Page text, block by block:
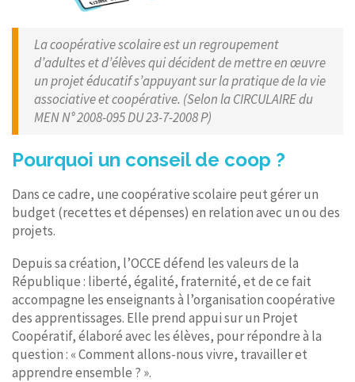
La coopérative scolaire est un regroupement
d’adultes et d’élèves qui décident de mettre en œuvre
un projet éducatif s’appuyant sur la pratique de la vie
associative et coopérative. (Selon la CIRCULAIRE du
MEN N° 2008-095 DU 23-7-2008 P)
Pourquoi un conseil de coop ?
Dans ce cadre, une coopérative scolaire peut gérer un
budget (recettes et dépenses) en relation avec un ou des
projets.
Depuis sa création, l’OCCE défend les valeurs de la
République : liberté, égalité, fraternité, et de ce fait
accompagne les enseignants à l’organisation coopérative
des apprentissages. Elle prend appui sur un Projet
Coopératif, élaboré avec les élèves, pour répondre à la
question : « Comment allons-nous vivre, travailler et
apprendre ensemble ? ».